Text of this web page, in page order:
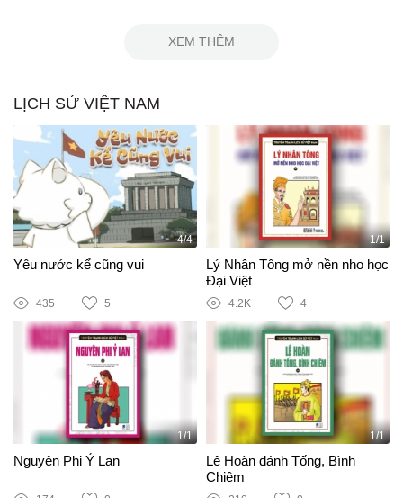
XEM THÊM
LỊCH SỬ VIỆT NAM
4/4
Yêu nước kể cũng vui
435 5
1/1
Lý Nhân Tông mở nền nho học
Đại Việt
4.2K 4
1/1
Nguyên Phi Ỷ Lan
1/1
Lê Hoàn đánh Tống, Bình
Chiêm